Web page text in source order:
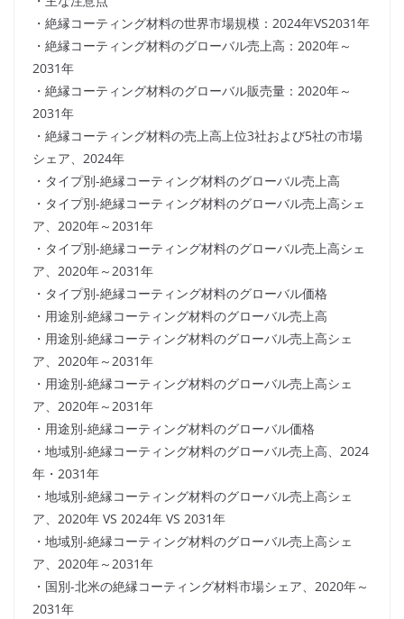
・絶縁コーティング材料の世界市場規模：2024年VS2031年
・絶縁コーティング材料のグローバル売上高：2020年～
2031年
・絶縁コーティング材料のグローバル販売量：2020年～
2031年
・絶縁コーティング材料の売上高上位3社および5社の市場
シェア、2024年
・タイプ別-絶縁コーティング材料のグローバル売上高
・タイプ別-絶縁コーティング材料のグローバル売上高シェ
ア、2020年～2031年
・タイプ別-絶縁コーティング材料のグローバル売上高シェ
ア、2020年～2031年
・タイプ別-絶縁コーティング材料のグローバル価格
・用途別-絶縁コーティング材料のグローバル売上高
・用途別-絶縁コーティング材料のグローバル売上高シェ
ア、2020年～2031年
・用途別-絶縁コーティング材料のグローバル売上高シェ
ア、2020年～2031年
・用途別-絶縁コーティング材料のグローバル価格
・地域別-絶縁コーティング材料のグローバル売上高、2024
年・2031年
・地域別-絶縁コーティング材料のグローバル売上高シェ
ア、2020年 VS 2024年 VS 2031年
・地域別-絶縁コーティング材料のグローバル売上高シェ
ア、2020年～2031年
・国別-北米の絶縁コーティング材料市場シェア、2020年～
2031年